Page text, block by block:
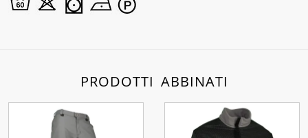
PRODOTTI ABBINATI